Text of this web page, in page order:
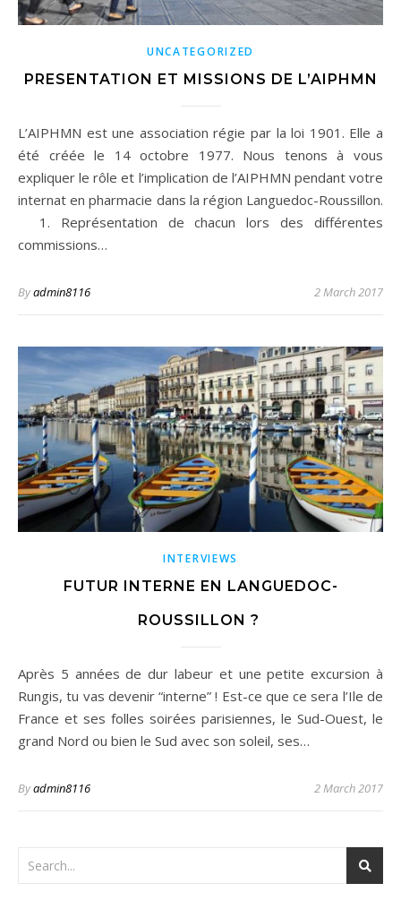
UNCATEGORIZED
PRESENTATION ET MISSIONS DE L’AIPHMN
L’AIPHMN est une association régie par la loi 1901. Elle a
été créée le 14 octobre 1977. Nous tenons à vous
expliquer le rôle et l’implication de l’AIPHMN pendant votre
internat en pharmacie dans la région Languedoc-Roussillon.
1. Représentation de chacun lors des différentes
commissions…
Byadmin8116 2 March 2017
INTERVIEWS
FUTUR INTERNE EN LANGUEDOC-
ROUSSILLON ?
Après 5 années de dur labeur et une petite excursion à
Rungis, tu vas devenir “interne” ! Est-ce que ce sera l’Ile de
France et ses folles soirées parisiennes, le Sud-Ouest, le
grand Nord ou bien le Sud avec son soleil, ses…
Byadmin8116 2 March 2017